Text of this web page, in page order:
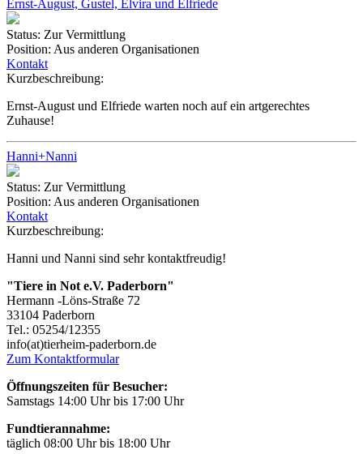
Ernst-August, Gustel, Elvira und Elfriede
Status: Zur Vermittlung
Position: Aus anderen Organisationen
Kontakt
Kurzbeschreibung:
Ernst-August und Elfriede warten noch auf ein artgerechtes
Zuhause!
Hanni+Nanni
Status: Zur Vermittlung
Position: Aus anderen Organisationen
Kontakt
Kurzbeschreibung:
Hanni und Nanni sind sehr kontaktfreudig!
"Tiere in Not e.V. Paderborn"
Hermann -Löns-Straße 72
33104 Paderborn
Tel.: 05254/12355
info(at)tierheim-paderborn.de
Zum Kontaktformular
Öffnungszeiten für Besucher:
Samstags 14:00 Uhr bis 17:00 Uhr
Fundtierannahme:
täglich 08:00 Uhr bis 18:00 Uhr